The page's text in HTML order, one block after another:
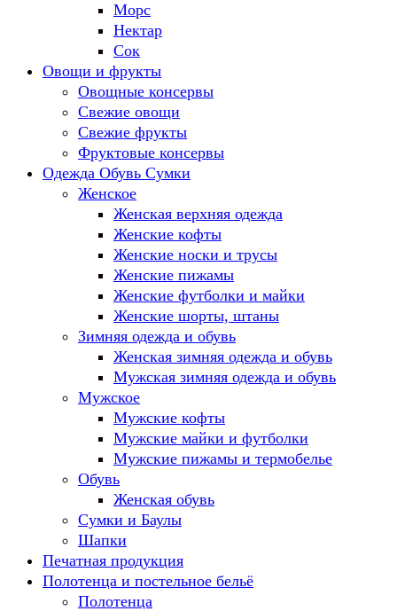
Морс
Нектар
Сок
Овощи и фрукты
Овощные консервы
Свежие овощи
Свежие фрукты
Фруктовые консервы
Одежда Обувь Сумки
Женское
Женская верхняя одежда
Женские кофты
Женские носки и трусы
Женские пижамы
Женские футболки и майки
Женские шорты, штаны
Зимняя одежда и обувь
Женская зимняя одежда и обувь
Мужская зимняя одежда и обувь
Мужское
Мужские кофты
Мужские майки и футболки
Мужские пижамы и термобелье
Обувь
Женская обувь
Сумки и Баулы
Шапки
Печатная продукция
Полотенца и постельное бельё
Полотенца